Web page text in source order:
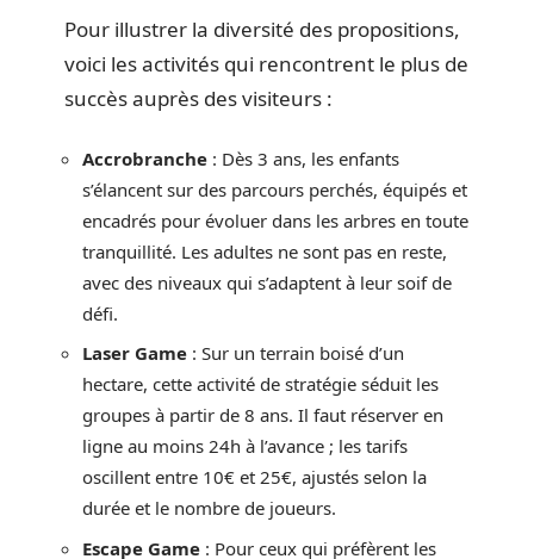
Pour illustrer la diversité des propositions,
voici les activités qui rencontrent le plus de
succès auprès des visiteurs :
Accrobranche : Dès 3 ans, les enfants
s’élancent sur des parcours perchés, équipés et
encadrés pour évoluer dans les arbres en toute
tranquillité. Les adultes ne sont pas en reste,
avec des niveaux qui s’adaptent à leur soif de
défi.
Laser Game : Sur un terrain boisé d’un
hectare, cette activité de stratégie séduit les
groupes à partir de 8 ans. Il faut réserver en
ligne au moins 24h à l’avance ; les tarifs
oscillent entre 10€ et 25€, ajustés selon la
durée et le nombre de joueurs.
Escape Game : Pour ceux qui préfèrent les